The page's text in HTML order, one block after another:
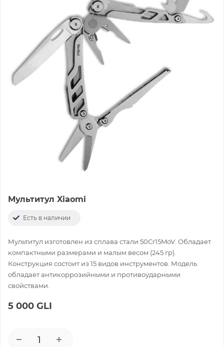
Мультитул Xiaomi
Есть в наличии
Мультитул изготовлен из сплава стали 50Cr15MoV. Обладает
компактными размерами и малым весом (245 гр).
Конструкция состоит из 15 видов инструментов. Модель
обладает антикоррозийными и противоударными
свойствами.
5 000 GLI